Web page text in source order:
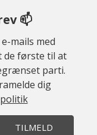
📫
mails med
de første til at
parti.
dig
TILMELD